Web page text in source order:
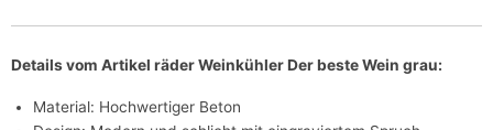
Details vom Artikel räder Weinkühler Der beste Wein grau:
Material: Hochwertiger Beton